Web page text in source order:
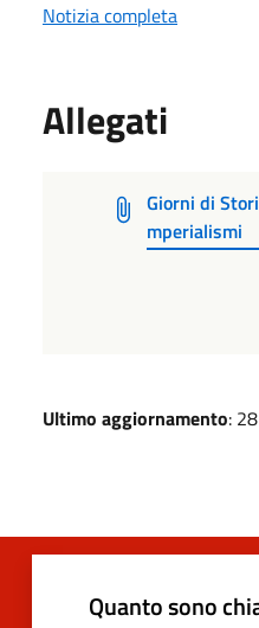
Notizia completa
Allegati
Giorni di
mperialismi
Ultimo aggiornamento:
Quanto sono